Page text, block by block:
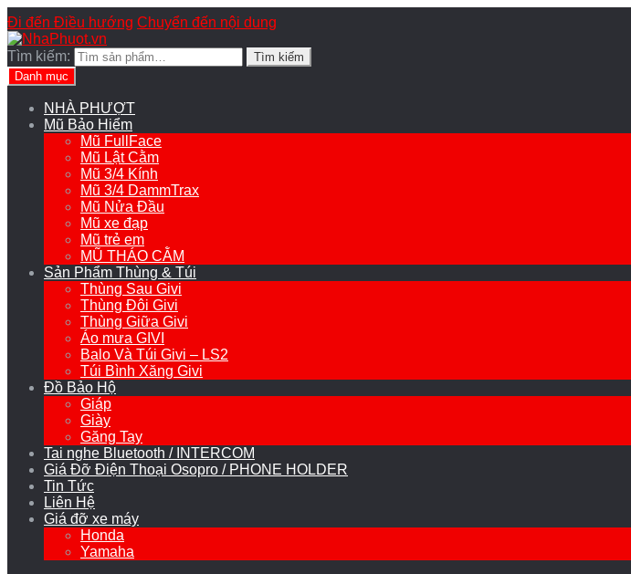
Đi đến Điều hướng Chuyển đến nội dung
Tìm kiếm:
Tìm kiếm
Danh mục
NHÀ PHƯỢT
Mũ Bảo Hiểm
Mũ FullFace
Mũ Lật Cằm
Mũ 3/4 Kính
Mũ 3/4 DammTrax
Mũ Nửa Đầu
Mũ xe đạp
Mũ trẻ em
MŨ THÁO CẰM
Sản Phẩm Thùng & Túi
Thùng Sau Givi
Thùng Đôi Givi
Thùng Giữa Givi
Áo mưa GIVI
Balo Và Túi Givi – LS2
Túi Bình Xăng Givi
Đồ Bảo Hộ
Giáp
Giày
Găng Tay
Tai nghe Bluetooth / INTERCOM
Giá Đỡ Điện Thoại Osopro / PHONE HOLDER
Tin Tức
Liên Hệ
Giá đỡ xe máy
Honda
Yamaha